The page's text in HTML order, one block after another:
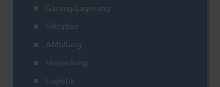
Gärung/Lagerung
Filtration
Abfüllung
Verpackung
Logistik